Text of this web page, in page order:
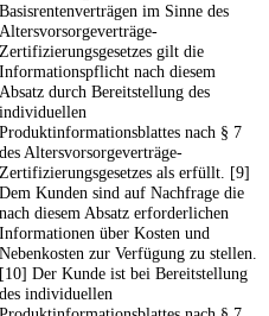
Basisrentenverträgen im Sinne des
Altersvorsorgeverträge-
Zertifizierungsgesetzes gilt die
Informationspflicht nach diesem
Absatz durch Bereitstellung des
individuellen
Produktinformationsblattes nach § 7
des Altersvorsorgeverträge-
Zertifizierungsgesetzes als erfüllt. [9]
Dem Kunden sind auf Nachfrage die
nach diesem Absatz erforderlichen
Informationen über Kosten und
Nebenkosten zur Verfügung zu stellen.
[10] Der Kunde ist bei Bereitstellung
des individuellen